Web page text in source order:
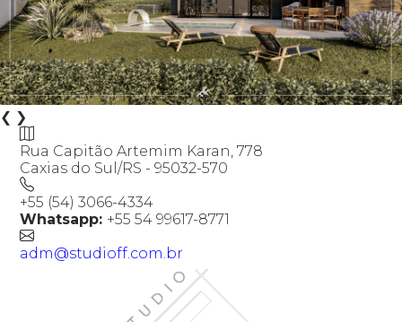
❮ ❯
Rua Capitão Artemim Karan, 778
Caxias do Sul/RS - 95032-570
+55 (54) 3066-4334
Whatsapp: +55 54 99617-8771
adm@studioff.com.br